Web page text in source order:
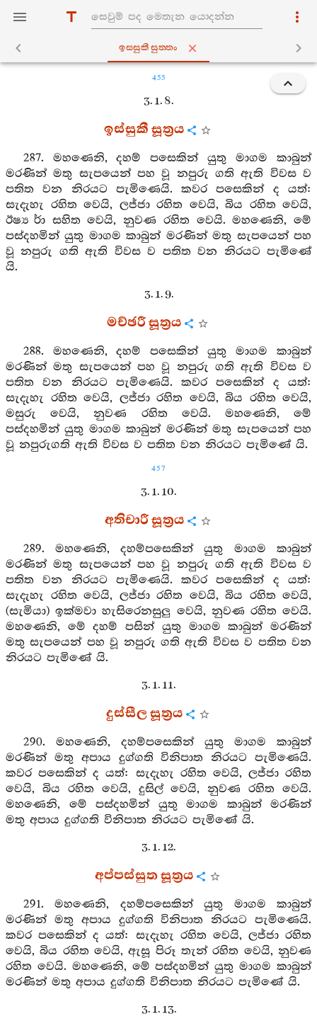
ඉස‍්සුකීසුත‍්තං
455
3. 1. 8.
ඉස්සුකී සූත්‍රය
287. මහණෙනි, දහම් පසෙකින් යුතු මාගම කාබුන්
මරණින් මතු සැපයෙන් පහ වූ නපුරු ගති ඇති විවස ව
පතිත වන නිරයට පැමිණෙයි. කවර පසෙකින් ද යත්:
සැදැහැ රහිත වෙයි, ලජ්ජා රහිත වෙයි, බිය රහිත වෙයි,
ඊෂ්‍යර්‍ා සහිත වෙයි, නුවණ රහිත වෙයි. මහණෙනි, මේ
පස්දහමින් යුතු මාගම කාබුන් මරණින් මතු සැපයෙන් පහ
වූ නපුරු ගති ඇති විවස ව පතිත වන නිරයට පැමිණේ
යි.
3. 1. 9.
මච්ඡරී සූත්‍රය
288. මහණෙනි, දහම් පසෙකින් යුතු මාගම කාබුන්
මරණින් මතු සැපයෙන් පහ වූ නපුරු ගති ඇති විවස ව
පතිත වන නිරයට පැමිණෙයි. කවර පසෙකින් ද යත්:
සැදැහැ රහිත වෙයි, ලජ්ජා රහිත වෙයි, බිය රහිත වෙයි,
මසුරු වෙයි, නුවණ රහිත වෙයි. මහණෙනි, මේ
පස්දහමින් යුතු මාගම කාබුන් මරණින් මතු සැපයෙන් පහ
වූ නපුරුගති ඇති විවස ව පතිත වන නිරයට පැමිණේ යි.
457
3. 1. 10.
අතිචාරී සූත්‍රය
289. මහණෙනි, දහම්පසෙකින් යුතු මාගම කාබුන්
මරණින් මතු සැපයෙන් පහ වූ නපුරු ගති ඇති විවස ව
පතිත වන නිරයට පැමිණෙයි. කවර පසෙකින් ද යත්:
සැදැහැ රහිත වෙයි, ලජ්ජා රහිත වෙයි, බිය රහිත වෙයි,
(සැමියා) ඉක්මවා හැසිරෙනසුලු වෙයි, නුවණ රහිත වෙයි.
මහණෙනි, මේ දහම් පසින් යුතු මාගම කාබුන් මරණින්
මතු සැපයෙන් පහ වූ නපුරු ගති ඇති විවස ව පතිත වන
නිරයට පැමිණේ යි.
3. 1. 11.
දුස්සීල සූත්‍රය
290. මහණෙනි, දහම්පසෙකින් යුතු මාගම කාබුන්
මරණින් මතු අපාය දුග්ගති විනිපාත නිරයට පැමිණෙයි.
කවර පසෙකින් ද යත්: සැදැහැ රහිත වෙයි, ලජ්ජා රහිත
වෙයි, බිය රහිත වෙයි, දුසිල් වෙයි, නුවණ රහිත වෙයි.
මහණෙනි, මේ පස්දහමින් යුතු මාගම කාබුන් මරණින්
මතු අපාය දුග්ගති විනිපාත නිරයට පැමිණේ යි.
3. 1. 12.
අප්පස්සුත සූත්‍රය
291. මහණෙනි, දහම්පසෙකින් යුතු මාගම කාබුන්
මරණින් මතු අපාය දුග්ගති විනිපාත නිරයට පැමිණෙයි.
කවර පසෙකින් ද යත්: සැදැහැ රහිත වෙයි, ලජ්ජා රහිත
වෙයි, බිය රහිත වෙයි, ඇසූ පිරූ තැන් රහිත වෙයි, නුවණ
රහිත වෙයි. මහණෙනි, මේ පස්දහමින් යුතු මාගම කාබුන්
මරණින් මතු අපාය දුග්ගති විනිපාත නිරයට පැමිණේ යි.
3. 1. 13.